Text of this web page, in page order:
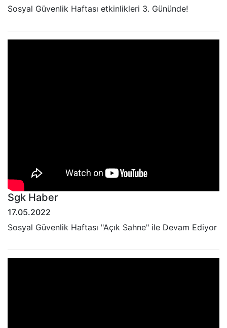
Sosyal Güvenlik Haftası etkinlikleri 3. Gününde!
Sgk Haber
17.05.2022
Sosyal Güvenlik Haftası "Açık Sahne" ile Devam Ediyor